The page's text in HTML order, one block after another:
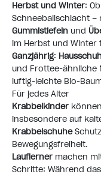
Herbst und Winter:
Schneeballschlacht –
Gummistiefeln und
im Herbst und
Ganzjährig:
und Frottee-ähnliche
luftig-leichte Bio-
Für jedes Alter
Krabbelkinder
insbesondere auf
Krabbelschuhe
Bewegungsfreiheit.
Lauflerner machen
Schritte: Während